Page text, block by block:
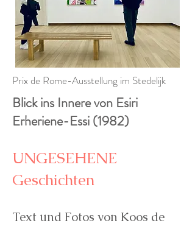
Prix de Rome-Ausstellung im Stedelijk
Blick ins Innere von Esiri
Erheriene-Essi (1982)
UNGESEHENE
Geschichten
Text und Fotos von Koos de